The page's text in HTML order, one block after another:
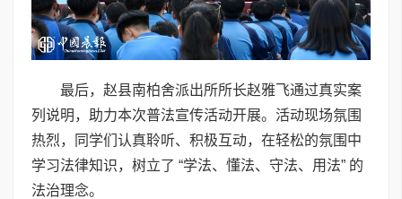
最后，赵县南柏舍派出所所长赵雅飞通过真实案
列说明，助力本次普法宣传活动开展。活动现场氛围
热烈，同学们认真聆听、积极互动，在轻松的氛围中
学习法律知识，树立了 “学法、懂法、守法、用法” 的
法治理念。